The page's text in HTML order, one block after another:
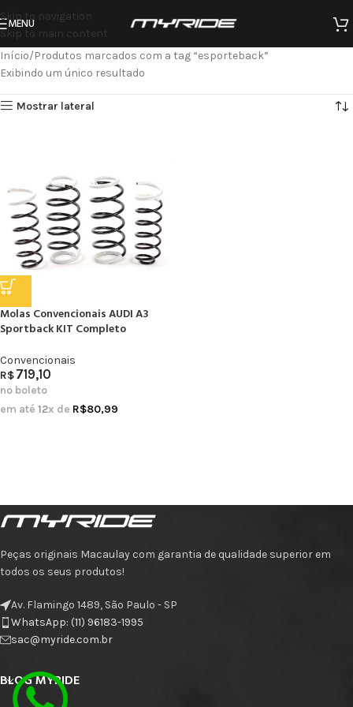
Skip to navigation
Skip to main content
MENU
Início Produtos marcados com a tag “esporteback”
Exibindo um único resultado
Mostrar lateral
Molas Convencionais AUDI A3
Sportback KIT Completo
Convencionais
R$719,10
no boleto
em até 12x de R$80,99
Peças originais Macaulay com garantia de qualidade superior em
todos os seus produtos!
Av. Flamingo 1489, São Paulo - SP
WhatsApp: (11) 96183-1995
sac@myride.com.br
BLOG MYRIDE